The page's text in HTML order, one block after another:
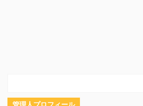
管理人プロフィール